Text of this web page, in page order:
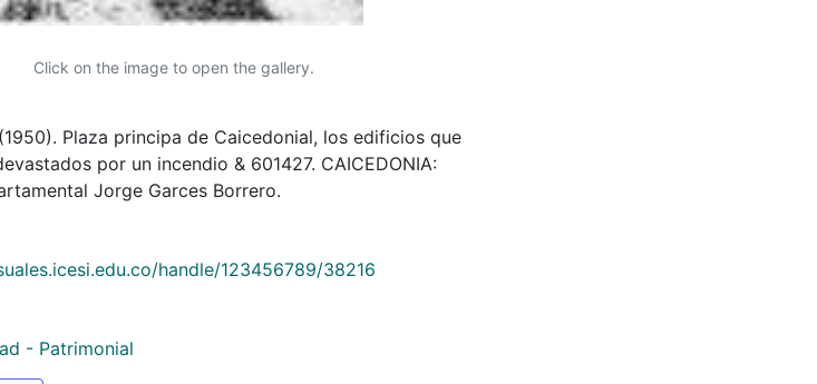
Click on the image to open the gallery.
Plaza principa de Caicedonial, los edificios que
por un incendio & 601427. CAICEDONIA:
Jorge Garces Borrero.
handle/123456789/38216
- Patrimonial